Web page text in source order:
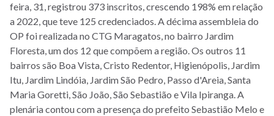
feira, 31, registrou 373 inscritos,crescendo 198% em relação
a 2022, que teve 125 credenciados. A décima assembleia do
OP foi realizada no CTG Maragatos, no bairro Jardim
Floresta, um dos 12 que compõem a região. Os outros 11
bairros são Boa Vista, Cristo Redentor, Higienópolis, Jardim
Itu, Jardim Lindóia, Jardim São Pedro, Passo d'Areia, Santa
Maria Goretti, São João, São Sebastião e Vila Ipiranga. A
plenária contou com a presença do prefeito Sebastião Melo e